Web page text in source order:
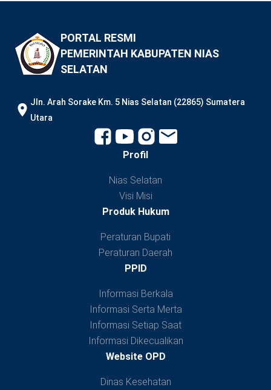
PORTAL RESMI
PEMERINTAH KABUPATEN NIAS
SELATAN
JIn. Arah Sorake Km. 5 Nias Selatan (22865) Sumatera
Utara
Profil
Nias Selatan
Visi Misi
Produk Hukum
Peraturan Bupati
Peraturan Daerah
PPID
Informasi Berkala
Informasi Serta Merta
Informasi Setiap Saat
Informasi Dikecualikan
Website OPD
Dinas Kesehatan